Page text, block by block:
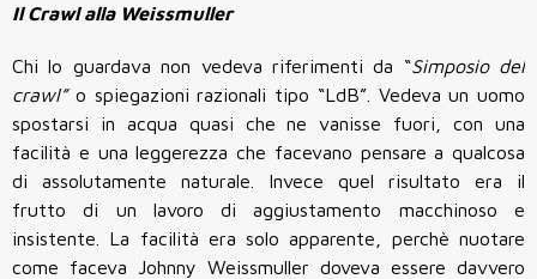
Il Crawl alla Weissmuller
Chi lo guardava non vedeva riferimenti da “Simposio del
crawl”o spiegazioni razionali tipo “LdB”. Vedeva un uomo
spostarsi in acqua quasi che ne vanisse fuori, con una
facilità e una leggerezza che facevano pensare a qualcosa
di assolutamente naturale. Invece quel risultato era il
frutto di un lavoro di aggiustamento macchinoso e
insistente. La facilità era solo apparente, perchè nuotare
come faceva Johnny Weissmuller doveva essere davvero